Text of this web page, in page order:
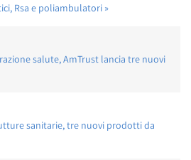
Rsa e poliambulatori »
salute, AmTrust lancia tre nuovi
sanitarie, tre nuovi prodotti da